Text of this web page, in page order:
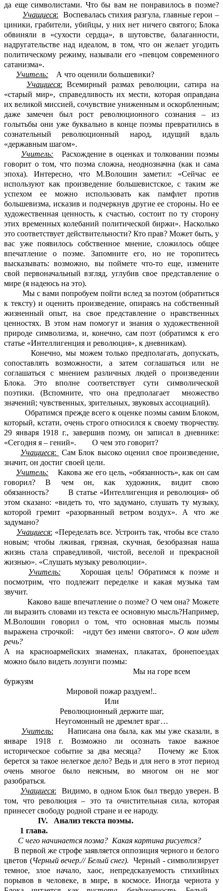
да еще символистами. Что бы вам не понравилось в поэме?
Учащиеся: Воспевалась стихия разгула, главные герои –
циники, грабители, убийцы, у них нет ничего святого; Блока
обвиняли в «сухости сердца», в шутовстве, балаганности,
надругательстве над идеалом, в том, что он желает угодить
политическому режиму, называли его «певцом современного
сатанизма».
Учитель:
А что оценили большевики?
Учащиеся: Всемирный размах революции, сатира на
«старый мир», справедливость их мести, которая оправдана
их великой миссией, сочувствие униженным и оскорбленным;
даже замечен был рост революционного сознания – из
голытьбы они уже буквально в конце поэмы превратились в
сознательный революционный народ, идущий вдаль
«державным шагом».
Учитель:
Расхождение в оценках и толковании поэмы
говорит о том, что поэма сложна, неоднозначна (как и сама
эпоха). Интересно, что М.Волошин заметил: «Сейчас ее
используют как произведение большевистское, с таким же
успехом ее можно использовать как памфлет против
большевизма, исказив и подчеркнув другие ее стороны. Но ее
художественная ценность, к счастью, состоит по ту сторону
этих временных колебаний политической биржи». Насколько
это соответствует действительности? Кто прав? Может быть, у
вас уже появилось собственное мнение, сложилось общее
впечатление о поэме. Запомните его, но не торопитесь
высказывать: возможно, вы поймете что-то еще, измените
свой первоначальный взгляд, углубив свое представление о
мире (я надеюсь на это).
Мы с вами попробуем пойти вслед за поэтом (обратиться
к тексту) и оценить произведение, опираясь на собственный
жизненный опыт, на свое представление о нравственных
ценностях. В этом нам помогут и знания о художественной
природе символизма, и, конечно, сам поэт (обратимся к его
статье «Интеллигенция и революция», к дневникам).
Конечно, мы можем только предполагать, допускать,
сопоставлять возможности, а затем соглашаться или не
соглашаться с мнением различных людей о произведении
Блока. Это вполне соответствует сути символической
поэтики. (Вспомните, что она предполагает множество
значений; чувственных, зрительных, звуковых ассоциаций).
Обратимся прежде всего к оценке поэмы самим Блоком,
который, кстати, очень строго относился к своему творчеству.
29 января 1918 г., завершив поэму, он записал в дневнике:
«Сегодня я – гений». О чем это говорит?
Учащиеся:
Сам Блок высоко оценил свое произведение,
значит, он достиг своей цели.
Учитель:
Какова же его цель, «обязанность», как он сам
говорил? В чем он, как художник, видит свою
обязанность? В статье «Интеллигенция и революция» об
этом сказано: «видеть то, что задумано, слушать ту музыку,
которой гремит «разорванный ветром воздух». А что же
задумано?
Учащиеся: «Переделать все. Устроить так, чтобы все стало
новым; чтобы лживая, грязная, скучная, безобразная наша
жизнь стала справедливой, чистой, веселой и прекрасной
жизнью». «Слушать музыку революции».
Учитель:
Хорошая цель! Обратимся к поэме и
посмотрим, что подлежит переделке и какая музыка там
звучит.
Каково ваше впечатление о поэме? О чем она? Можете
ли выразить словами из текста ее основную мысль?Например,
М.Волошин говорил о том, что основная мысль поэмы
выражена строчкой: «идут без имени святого».О ком идет
речь?
А на красноармейских знаменах, плакатах, бронепоездах
можно было видеть лозунги поэмы:
Мы на горе всем
буржуям
Мировой пожар раздуем!..
Или
Революционный держите шаг,
Неугомонный не дремлет враг…
Учитель: Написана она была, как мы уже сказали, в
январе 1918 г. Возможно ли осознать такое важное
историческое событие за два месяца? Почему же Блок
берется за такое нелегкое дело? Ведь и для него в этот период
очень многое было неясным, во многом он не мог
разобраться.
Учащиеся: Видимо, в одном Блок был твердо уверен. В
том, что революция – это та очистительная сила, которая
принесет свободу родной стране и ее народу.
IV. Анализ текста поэмы.
1 глава.
С чего начинается поэма? Какая картина рисуется?
В первой же строфе заявляется оппозиция черного и белого
цветов (Черный вечер.// Белый снег). Черный - символизирует
темное, злое начало, хаос, непредсказуемость стихийных
порывов в человеке, в мире, в космосе. Иногда чернота у